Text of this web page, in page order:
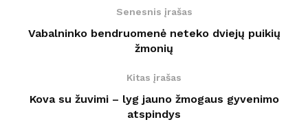
Senesnis įrašas
Vabalninko bendruomenė neteko dviejų puikių
žmonių
Kitas įrašas
Kova su žuvimi – lyg jauno žmogaus gyvenimo
atspindys